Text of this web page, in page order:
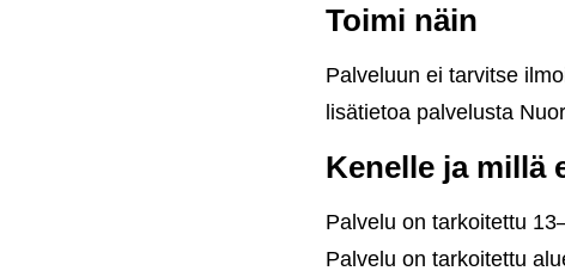
Toimi näin
Palveluun ei tarvitse
lisätietoa palvelusta
Kenelle ja millä
Palvelu on tarkoitettu
Palvelu on tarkoitettu